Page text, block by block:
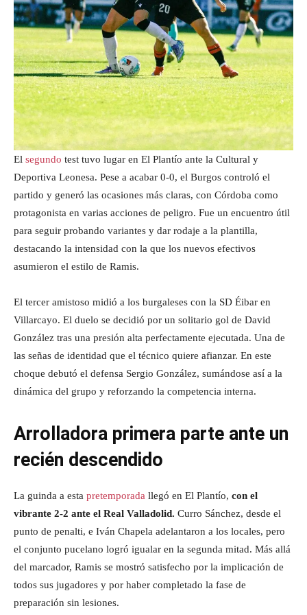
El segundo test tuvo lugar en El Plantío ante la Cultural y
Deportiva Leonesa. Pese a acabar 0-0, el Burgos controló el
partido y generó las ocasiones más claras, con Córdoba como
protagonista en varias acciones de peligro. Fue un encuentro útil
para seguir probando variantes y dar rodaje a la plantilla,
destacando la intensidad con la que los nuevos efectivos
asumieron el estilo de Ramis.
El tercer amistoso midió a los burgaleses con la SD Éibar en
Villarcayo. El duelo se decidió por un solitario gol de David
González tras una presión alta perfectamente ejecutada. Una de
las señas de identidad que el técnico quiere afianzar. En este
choque debutó el defensa Sergio González, sumándose así a la
dinámica del grupo y reforzando la competencia interna.
Arrolladora primera parte ante un
recién descendido
La guinda a esta pretemporada llegó en El Plantío, con el
vibrante 2-2 ante el Real Valladolid. Curro Sánchez, desde el
punto de penalti, e Iván Chapela adelantaron a los locales, pero
el conjunto pucelano logró igualar en la segunda mitad. Más allá
del marcador, Ramis se mostró satisfecho por la implicación de
todos sus jugadores y por haber completado la fase de
preparación sin lesiones.